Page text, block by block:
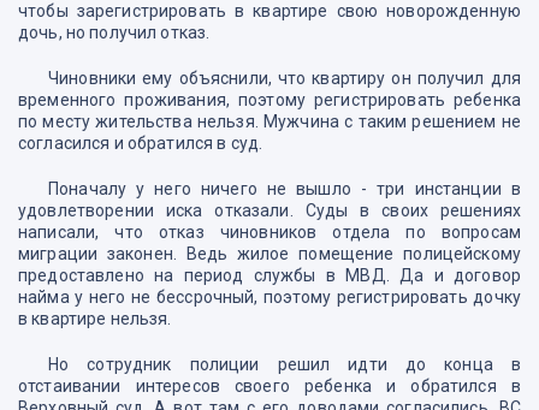
чтобы зарегистрировать в квартире свою новорожденную
дочь, но получил отказ.
Чиновники ему объяснили, что квартиру он получил для
временного проживания, поэтому регистрировать ребенка
по месту жительства нельзя. Мужчина с таким решением не
согласился и обратился в суд.
Поначалу у него ничего не вышло - три инстанции в
удовлетворении иска отказали. Суды в своих решениях
написали, что отказ чиновников отдела по вопросам
миграции законен. Ведь жилое помещение полицейскому
предоставлено на период службы в МВД. Да и договор
найма у него не бессрочный, поэтому регистрировать дочку
в квартире нельзя.
Но сотрудник полиции решил идти до конца в
отстаивании интересов своего ребенка и обратился в